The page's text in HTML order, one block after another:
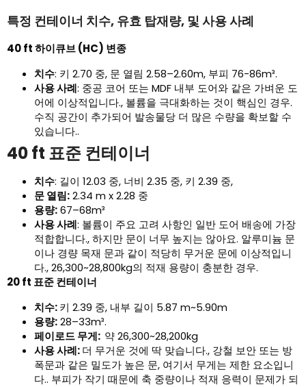
특정 컨테이너 치수, 유효 탑재량, 및 사용 사례
40 ft 하이큐브 (HC) 변종
치수: 키 2.70 중, 문 열림 2.58–2.60m, 부피 76-86m³.
사용 사례: 중공 코어 또는 MDF 내부 도어와 같은 가벼운 도
어에 이상적입니다., 볼륨을 극대화하는 것이 핵심인 경우.
수직 공간이 추가되어 발송물당 더 많은 수량을 확보할 수
있습니다..
40 ft 표준 컨테이너
치수: 길이 12.03 중, 너비 2.35 중, 키 2.39 중,
문 열림:2.34 m x 2.28 중
용량:67–68m³
사용 사례: 볼륨이 주요 고려 사항인 일반 도어 배송에 가장
적합합니다., 하지만 문이 너무 높지는 않아요. 알루미늄 문
이나 경량 목재 문과 같이 적당히 무거운 문에 이상적입니
다., 26,300~28,800kg의 적재 용량이 충분한 경우.
20 ft 표준 컨테이너
치수:키 2.39 중, 내부 길이 5.87 m~5.90m
용량:28–33m³.
페이로드 무게: 약 26,300~28,200kg
사용 사례:더 무거운 것에 딱 맞습니다., 강철 보안 또는 방
폭문과 같은 밀도가 높은 문, 여기서 무게는 제한 요소입니
다.. 부피가 작기 때문에 축 중량이나 적재 응력이 문제가 되